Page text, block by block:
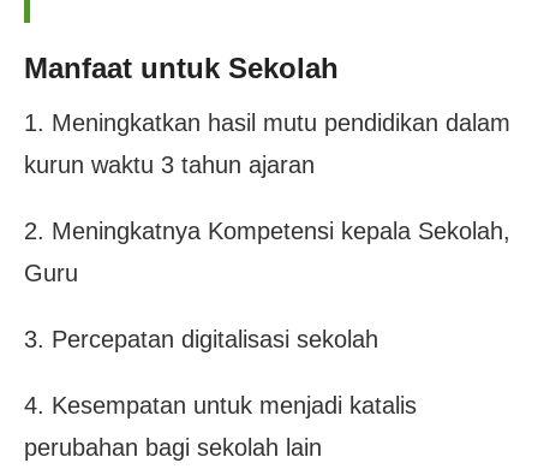
Manfaat untuk Sekolah
1. Meningkatkan hasil mutu pendidikan dalam
kurun waktu 3 tahun ajaran
2. Meningkatnya Kompetensi kepala Sekolah,
Guru
3. Percepatan digitalisasi sekolah
4. Kesempatan untuk menjadi katalis
perubahan bagi sekolah lain